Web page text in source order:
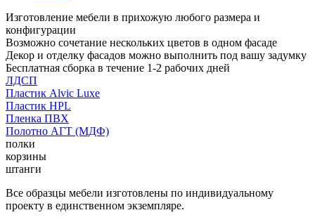
Изготовление мебели в прихожую любого размера и
конфигурации
Возможно сочетание нескольких цветов в одном фасаде
Декор и отделку фасадов можно выполнить под вашу задумку
Бесплатная сборка в течение 1-2 рабочих дней
ЛДСП
Пластик Alvic Luxe
Пластик HPL
Пленка ПВХ
Полотно АГТ (МДФ)
полки
корзины
штанги
Все образцы мебели изготовлены по индивидуальному
проекту в единственном экземпляре.